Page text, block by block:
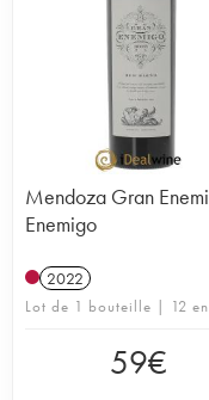
Mendoza Gran
Enemigo
2022
Lot de 1 bouteille | 12
59€